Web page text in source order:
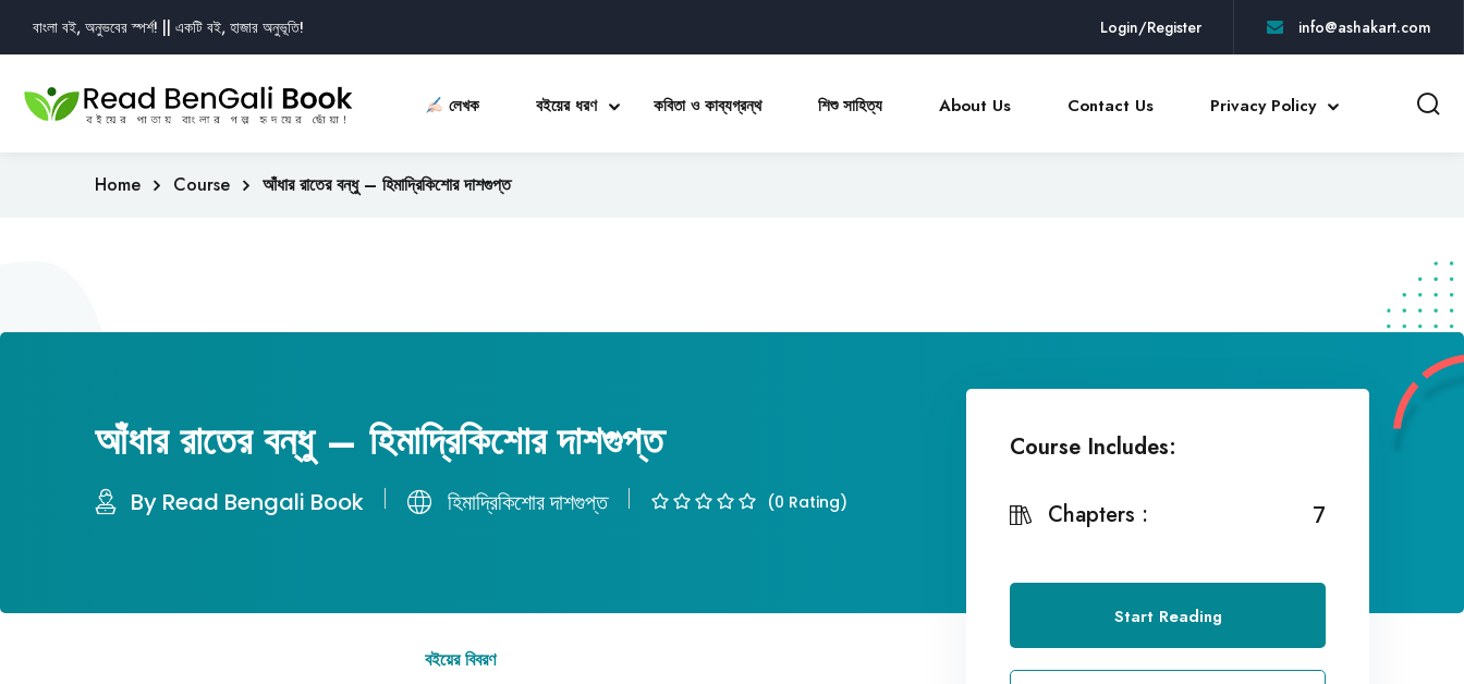
বাংলা বই, অনুভবের স্পর্শ! || একটি বই, হাজার অনুভূতি! Login/Register info@ashakart.com
লেখক বইয়ের ধরণ কবিতা ও কাব্যগ্রন্থ শিশু সাহিত্য About Us Contact Us Privacy Policy
Home Course আঁধার রাতের বন্ধু – হিমাদ্রিকিশোর দাশগুপ্ত
আঁধার রাতের বন্ধু – হিমাদ্রিকিশোর দাশগুপ্ত
By Read Bengali Book হিমাদ্রিকিশোর দাশগুপ্ত (0 Rating)
বইয়ের বিবরণ
Course Includes:
Chapters : 7
Start Reading